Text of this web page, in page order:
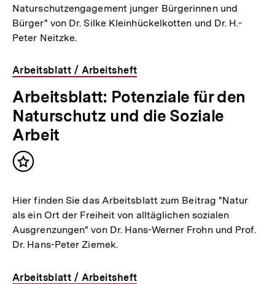
Naturschutzengagement junger Bürgerinnen und
Bürger" von Dr. Silke Kleinhückelkotten und Dr. H.-
Peter Neitzke.
Arbeitsblatt / Arbeitsheft
Arbeitsblatt: Potenziale für den
Naturschutz und die Soziale
Arbeit
Inhalt
Hier finden Sie das Arbeitsblatt zum Beitrag "Natur
als ein Ort der Freiheit von alltäglichen sozialen
Ausgrenzungen" von Dr. Hans-Werner Frohn und Prof.
Dr. Hans-Peter Ziemek.
Arbeitsblatt / Arbeitsheft